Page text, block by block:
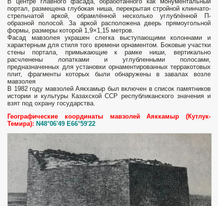
портал, размещена глубокая ниша, перекрытая стройной клинчато-
стрельчатой аркой, обрамлённой несколько углублённой П-
образной полосой. За аркой расположена дверь прямоугольной
формы, размеры которой 1,9×1,15 метров.
Фасад мавзолея украшен слегка выступающими колоннами и
характерным для стиля того времени орнаментом. Боковые участки
стены портала, примыкающие к рамке ниши, вертикально
расчленены лопатками и углубленными полосами,
предназначенных для установки орнаментированных терракотовых
плит, фрагменты которых были обнаружены в завалах возле
мавзолея
В 1982 году мавзолей Аякхамыр был включен в список памятников
истории и культуры Казахской ССР республиканского значения и
взят под охрану государства.
Географические координаты мавзолей Аяккамыр (Кутлук-
Темира): N48°06'49 E66°59'22